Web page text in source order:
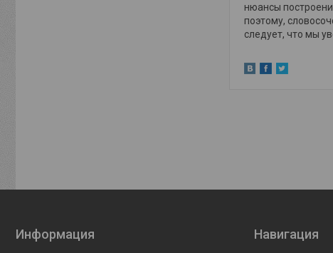
нюансы
поэтому,
следует, что мы
Информация Навигация